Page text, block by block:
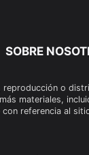
SOBRE
reproducción o
materiales,
con referencia al